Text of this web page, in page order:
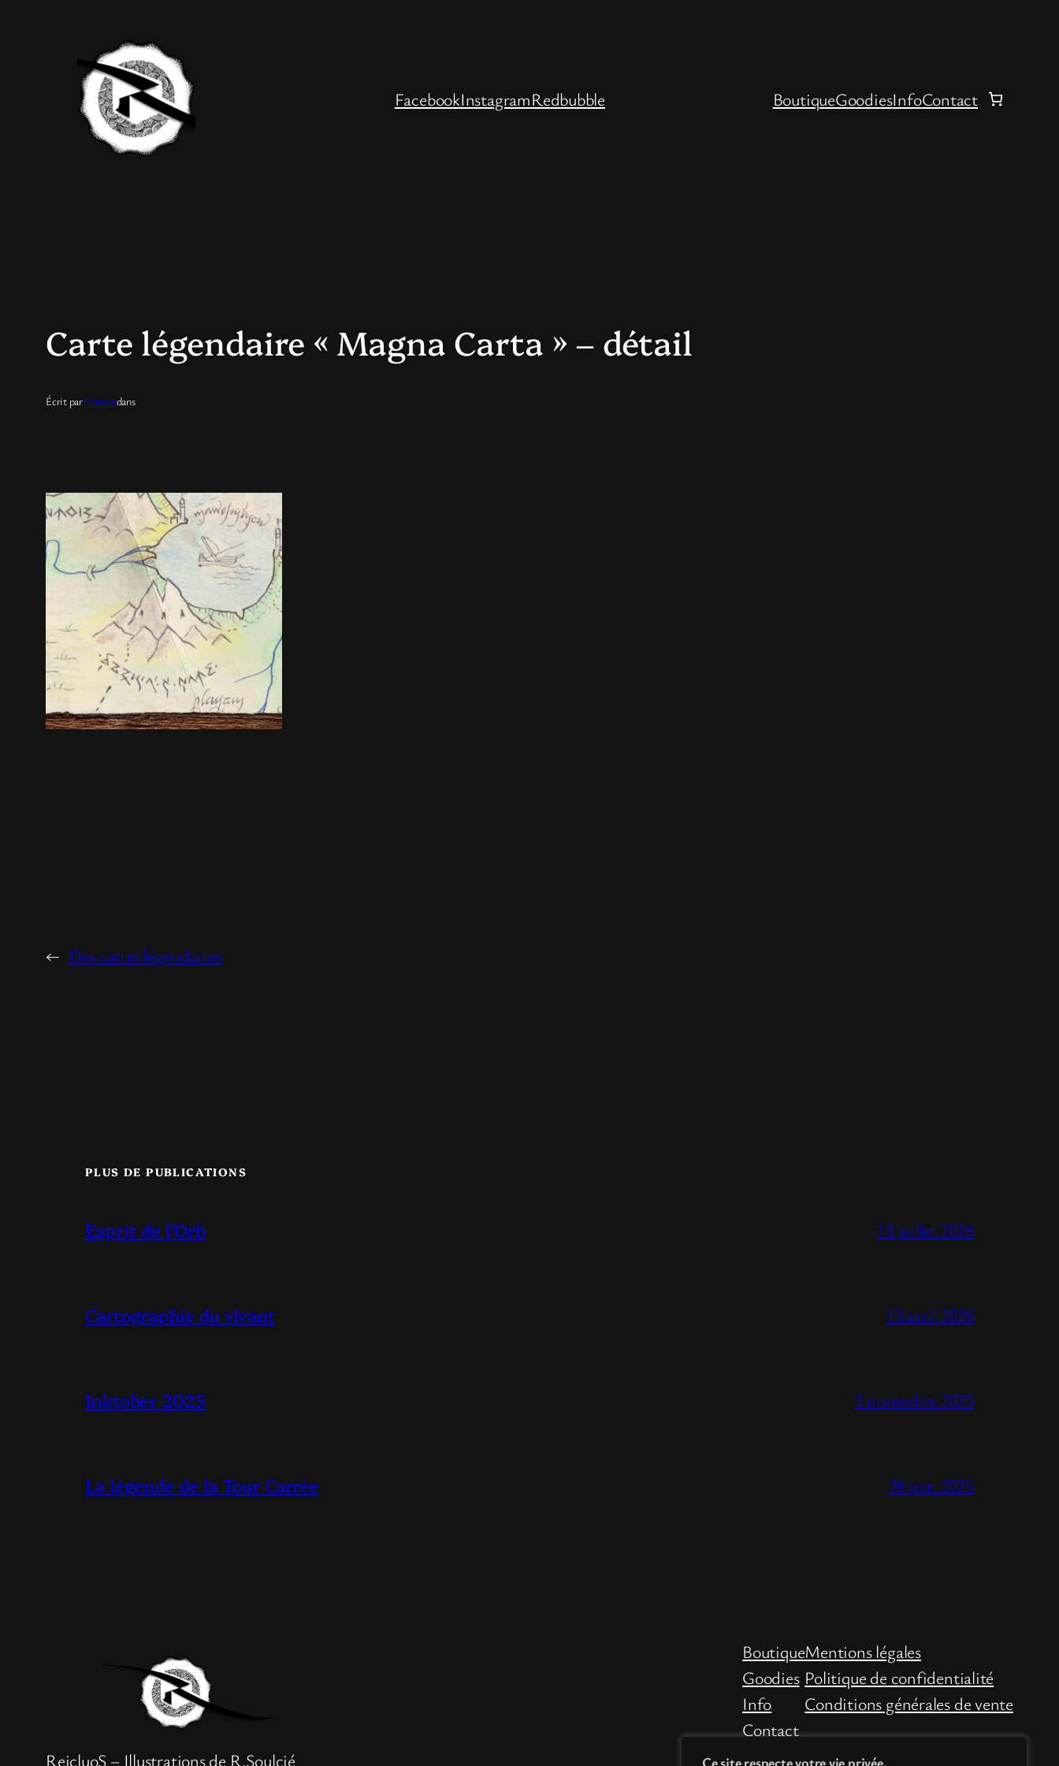
Ce site respecte votre vie privée.
FacebookInstagramRedbubble BoutiqueGoodiesInfoContact
Carte légendaire « Magna Carta » – détail
Écrit parRomaindans
← Des cartes légendaires
PLUS DE PUBLICATIONS
Esprit de l’Orb 18 juillet 2026
Cartographie du vivant 13 avril 2026
Inktober 2025 3 novembre 2025
La légende de la Tour Carrée 26 juin 2025
ReicluoS – Illustrations de R.Soulcié
Boutique
Goodies
Info
Contact
Mentions légales
Politique de confidentialité
Conditions générales de vente